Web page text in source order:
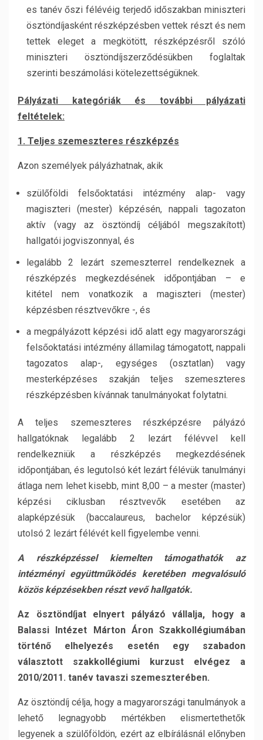
es tanév őszi félévéig terjedő időszakban miniszteri
ösztöndíjasként részképzésben vettek részt és nem
tettek eleget a megkötött, részképzésről szóló
miniszteri ösztöndíjszerződésükben foglaltak
szerinti beszámolási kötelezettségüknek.
Pályázati kategóriák és további pályázati
feltételek:
1. Teljes szemeszteres részképzés
Azon személyek pályázhatnak, akik
szülőföldi felsőoktatási intézmény alap- vagy
magiszteri (mester) képzésén, nappali tagozaton
aktív (vagy az ösztöndíj céljából megszakított)
hallgatói jogviszonnyal, és
legalább 2 lezárt szemeszterrel rendelkeznek a
részképzés megkezdésének időpontjában – e
kitétel nem vonatkozik a magiszteri (mester)
képzésben résztvevőkre -, és
a megpályázott képzési idő alatt egy magyarországi
felsőoktatási intézmény államilag támogatott, nappali
tagozatos alap-, egységes (osztatlan) vagy
mesterképzéses szakján teljes szemeszteres
részképzésben kívánnak tanulmányokat folytatni.
A teljes szemeszteres részképzésre pályázó
hallgatóknak legalább 2 lezárt félévvel kell
rendelkezniük a részképzés megkezdésének
időpontjában, és legutolsó két lezárt félévük tanulmányi
átlaga nem lehet kisebb, mint 8,00 – a mester (master)
képzési ciklusban résztvevők esetében az
alapképzésük (baccalaureus, bachelor képzésük)
utolsó 2 lezárt félévét kell figyelembe venni.
A részképzéssel kiemelten támogathatók az
intézményi együttműködés keretében megvalósuló
közös képzésekben részt vevő hallgatók.
Az ösztöndíjat elnyert pályázó vállalja, hogy a
Balassi Intézet Márton Áron Szakkollégiumában
történő elhelyezés esetén egy szabadon
választott szakkollégiumi kurzust elvégez a
2010/2011. tanév tavaszi szemeszterében.
Az ösztöndíj célja, hogy a magyarországi tanulmányok a
lehető legnagyobb mértékben elismertethetők
legyenek a szülőföldön, ezért az elbírálásnál előnyben